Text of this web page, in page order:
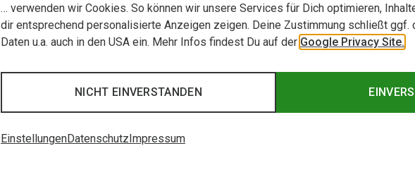
… verwenden wir Cookies. So können wir unsere Services für Dich optimieren,
dir entsprechend personalisierte Anzeigen zeigen. Deine Zustimmung schließt ggf.
Daten u.a. auch in den USA ein. Mehr Infos findest Du auf der Google Privacy Site.
NICHT EINVERSTANDEN
EinstellungenDatenschutzImpressum